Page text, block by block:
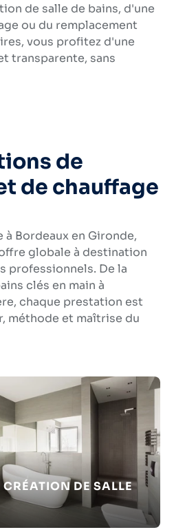
de salle de bains, d'une
ou du remplacement
vous profitez d'une
transparente, sans
de
de chauffage
Bordeaux en Gironde,
globale à destination
professionnels. De la
clés en main à
chaque prestation est
méthode et maîtrise du
DE SALLE